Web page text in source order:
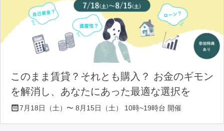
このまま賃貸？それとも購入？ お金のギモン
を解消し、あなたにあった最適な選択を
7月18日（土）〜 8月15日（土） 10時~19時台 開催